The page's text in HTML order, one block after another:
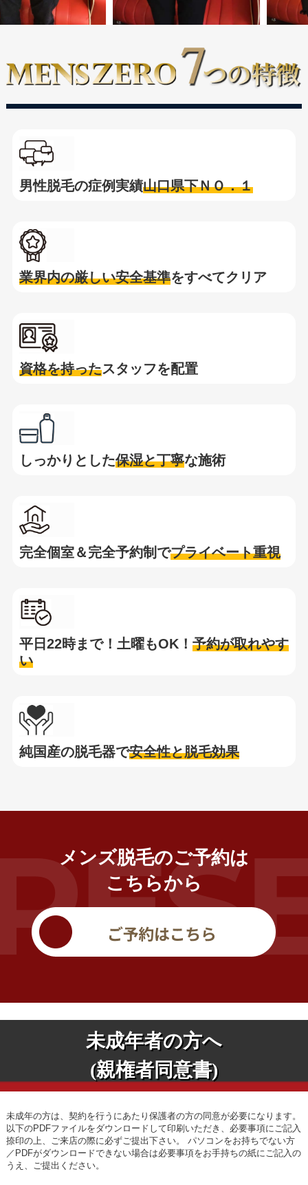
男性脱毛の症例実績山口県下ＮＯ．１
業界内の厳しい安全基準をすべてクリア
資格を持ったスタッフを配置
しっかりとした保湿と丁寧な施術
完全個室＆完全予約制でプライベート重視
平日22時まで！土曜もOK！ 予約が取れやす
い
純国産の脱毛器で安全性と脱毛効果
メンズ脱毛のご予約は
こちらから
未成年者の方へ
(親権者同意書)
未成年の方は、契約を行うにあたり保護者の方の同意が必要になります。
以下のPDFファイルをダウンロードして印刷いただき、必要事項にご記入
捺印の上、ご来店の際に必ずご提出下さい。
パソコンをお持ちでない方
／PDFがダウンロードできない場合は必要事項をお手持ちの紙にご記入の
うえ、ご提出ください。